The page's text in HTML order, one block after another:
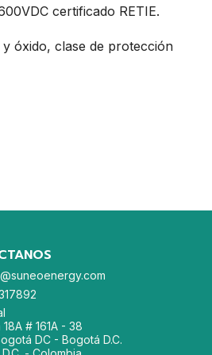
certificado RETIE.
óxido, clase de protección
# 161A - 38
DC - Bogotá D.C.